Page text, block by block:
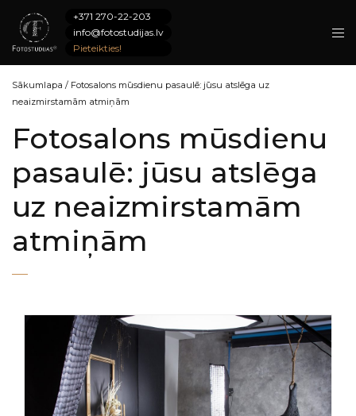
+371 270-22-203
info@fotostudijas.lv
Pieteikties!
Sākumlapa / Fotosalons mūsdienu pasaulē: jūsu atslēga uz
neaizmirstamām atmiņām
Fotosalons mūsdienu
pasaulē: jūsu atslēga
uz neaizmirstamām
atmiņām